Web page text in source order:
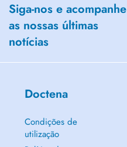
Siga-nos e acompanhe
as nossas últimas
notícias
Doctena
Condições de
utilização